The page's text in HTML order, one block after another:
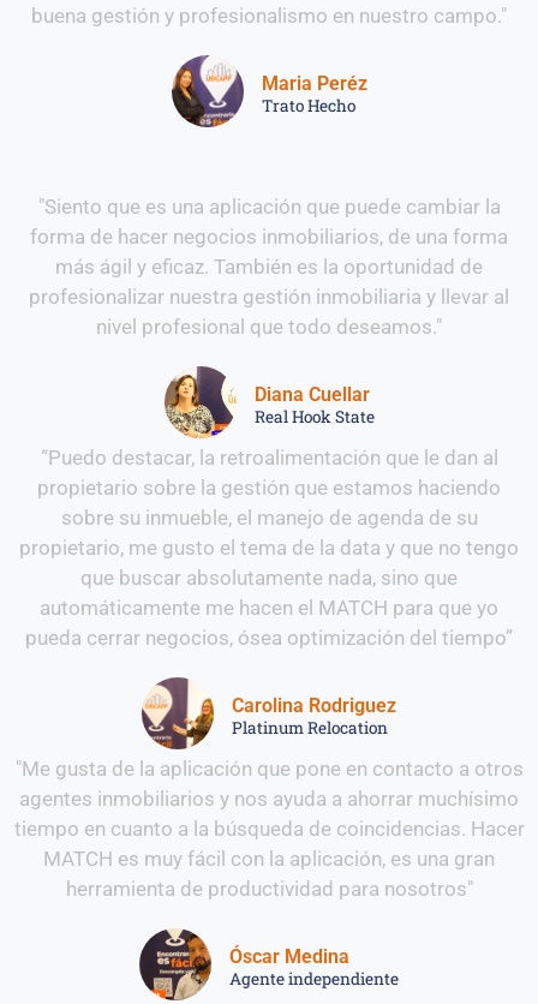
buena gestión y profesionalismo en nuestro campo."
Maria Peréz
Trato Hecho
"Siento que es una aplicación que puede cambiar la
forma de hacer negocios inmobiliarios, de una forma
más ágil y eficaz. También es la oportunidad de
profesionalizar nuestra gestión inmobiliaria y llevar al
nivel profesional que todo deseamos."
Diana Cuellar
Real Hook State
“Puedo destacar, la retroalimentación que le dan al
propietario sobre la gestión que estamos haciendo
sobre su inmueble, el manejo de agenda de su
propietario, me gusto el tema de la data y que no tengo
que buscar absolutamente nada, sino que
automáticamente me hacen el MATCH para que yo
pueda cerrar negocios, ósea optimización del tiempo”
Carolina Rodriguez
Platinum Relocation
"Me gusta de la aplicación que pone en contacto a otros
agentes inmobiliarios y nos ayuda a ahorrar muchísimo
tiempo en cuanto a la búsqueda de coincidencias. Hacer
MATCH es muy fácil con la aplicación, es una gran
herramienta de productividad para nosotros"
Óscar Medina
Agente independiente